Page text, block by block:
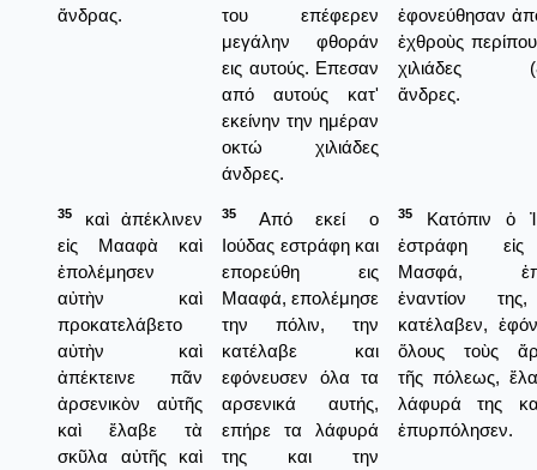
ἄνδρας.
του επέφερεν
μεγάλην φθοράν
εις αυτούς. Επεσαν
από αυτούς κατ'
εκείνην την ημέραν
οκτώ χιλιάδες
άνδρες.
ἐφονεύθησαν
ἐχθροὺς
χιλιάδες
ἄνδρες.
35
καὶ ἀπέκλινεν
εἰς Μααφὰ καὶ
ἐπολέμησεν
αὐτὴν καὶ
προκατελάβετο
αὐτὴν καὶ
ἀπέκτεινε πᾶν
ἀρσενικὸν αὐτῆς
καὶ ἔλαβε τὰ
σκῦλα αὐτῆς καὶ
35
Από εκεί ο
Ιούδας εστράφη και
επορεύθη εις
Μααφά, επολέμησε
την πόλιν, την
κατέλαβε και
εφόνευσεν όλα τα
αρσενικά αυτής,
επήρε τα λάφυρά
της και την
35
Κατόπιν ὁ
ἐστράφη
Μασφά,
ἐναντίον
κατέλαβεν,
ὅλους τοὺς
τῆς πόλεως,
λάφυρά της
ἐπυρπόλησεν.